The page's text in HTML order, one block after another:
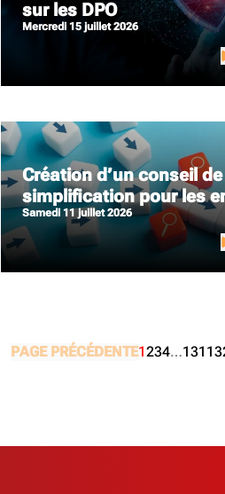
sur les DPO
mercredi 15 juillet 2026
Création d’un conseil
simplification pour les
samedi 11 juillet 2026
PAGE PRÉCÉDENTE1234…131